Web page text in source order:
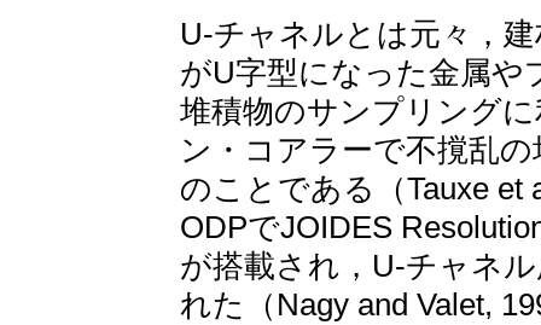
U-チャネルとは元々，
がU字型になった金属
堆積物のサンプリング
ン・コアラーで不撹乱
のことである（Tauxe et
ODPでJOIDES
が搭載され，U-チャネ
れた（Nagy and Valet,